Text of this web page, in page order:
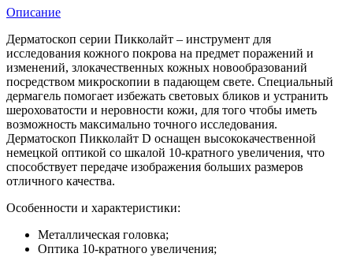
Описание
Дерматоскоп серии Пикколайт – инструмент для
исследования кожного покрова на предмет поражений и
изменений, злокачественных кожных новообразований
посредством микроскопии в падающем свете. Специальный
дермагель помогает избежать световых бликов и устранить
шероховатости и неровности кожи, для того чтобы иметь
возможность максимально точного исследования.
Дерматоскоп Пикколайт D оснащен высококачественной
немецкой оптикой со шкалой 10-кратного увеличения, что
способствует передаче изображения больших размеров
отличного качества.
Особенности и характеристики:
Металлическая головка;
Оптика 10-кратного увеличения;